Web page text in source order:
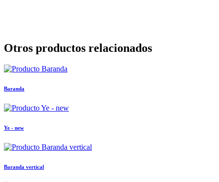
Otros productos relacionados
Baranda
Ye - new
Baranda vertical